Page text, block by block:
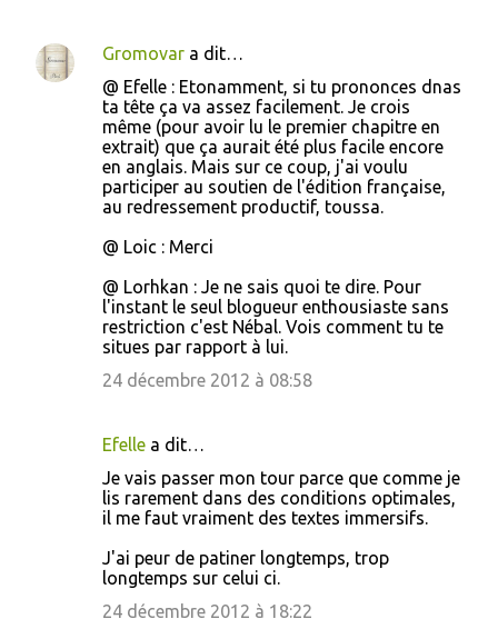
Gromovar a dit…
@ Efelle : Etonamment, si tu prononces dnas
ta tête ça va assez facilement. Je crois
même (pour avoir lu le premier chapitre en
extrait) que ça aurait été plus facile encore
en anglais. Mais sur ce coup, j'ai voulu
participer au soutien de l'édition française,
au redressement productif, toussa.
@ Loic : Merci
@ Lorhkan : Je ne sais quoi te dire. Pour
l'instant le seul blogueur enthousiaste sans
restriction c'est Nébal. Vois comment tu te
situes par rapport à lui.
24 décembre 2012 à 08:58
Efelle a dit…
Je vais passer mon tour parce que comme je
lis rarement dans des conditions optimales,
il me faut vraiment des textes immersifs.
J'ai peur de patiner longtemps, trop
longtemps sur celui ci.
24 décembre 2012 à 18:22